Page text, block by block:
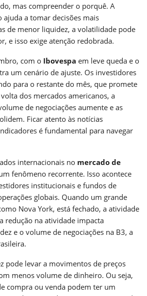
mas compreender o porquê. A
ajuda a tomar decisões mais
de menor liquidez, a volatilidade pode
e isso exige atenção redobrada.
com o Ibovespa em leve queda e o
um cenário de ajuste. Os investidores
para o restante do mês, que promete
dos mercados americanos, a
de negociações aumente e as
Ficar atento às notícias
é fundamental para navegar
internacionais no mercado de
fenômeno recorrente. Isso acontece
institucionais e fundos de
globais. Quando um grande
Nova York, está fechado, a atividade
redução na atividade impacta
e o volume de negociações na B3, a
pode levar a movimentos de preços
menos volume de dinheiro. Ou seja,
compra ou venda podem ter um